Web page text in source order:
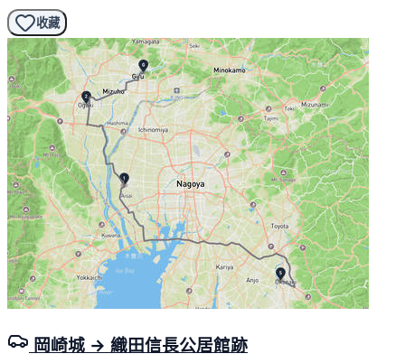
收藏
岡崎城 → 織田信長公居館跡